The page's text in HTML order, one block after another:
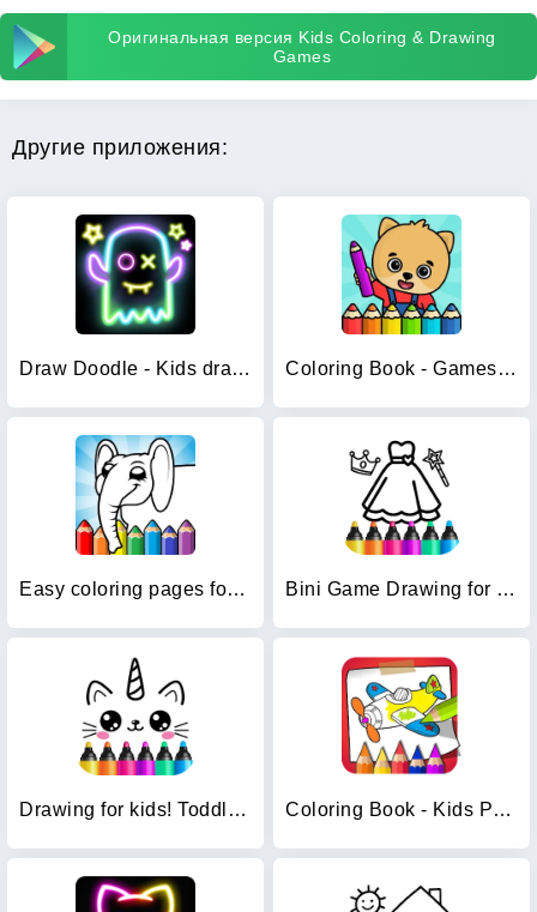
Оригинальная версия Kids Coloring & Drawing
Games
Другие приложения:
Draw Doodle - Kids drawing Coloring Book - Games for Kids
Easy coloring pages for kids Bini Game Drawing for kids app
Drawing for kids! Toddler draw Coloring Book - Kids Paint